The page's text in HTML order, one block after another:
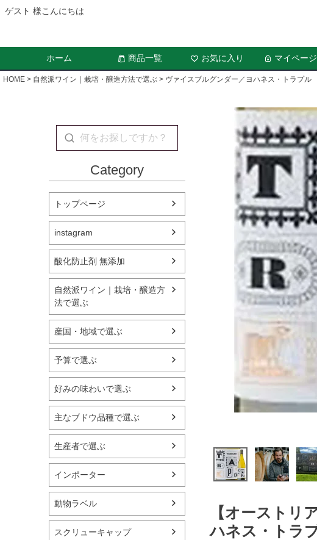
ゲスト 様こんにちは
ホーム 商品一覧 お気に入り マイページ
HOME 自然派ワイン｜栽培・醸造方法で選ぶ ヴァイスブルグンダー／ヨハネス・トラプル
Category
トップページ
instagram
酸化防止剤 無添加
自然派ワイン｜栽培・醸造方
法で選ぶ
産国・地域で選ぶ
予算で選ぶ
好みの味わいで選ぶ
主なブドウ品種で選ぶ
生産者で選ぶ
インポーター
動物ラベル
スクリューキャップ
【オーストリ
ハネス・トラ